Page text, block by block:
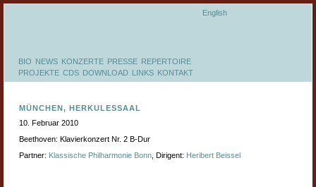
English
BIO NEWS KONZERTE PRESSE REPERTOIRE
PROJEKTE CDS DOWNLOAD LINKS KONTAKT
MÜNCHEN, HERKULESSAAL
10. Februar 2010
Beethoven: Klavierkonzert Nr. 2 B-Dur
Partner: Klassische Philharmonie Bonn , Dirigent: Heribert Beissel